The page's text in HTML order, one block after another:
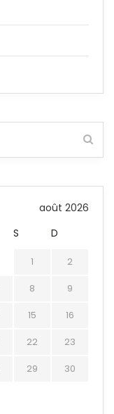
août 2026
S D
1
2
8
9
15
16
22
23
29
30